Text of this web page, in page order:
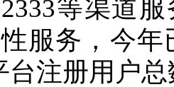
等渠道
服务，今
台注册用户